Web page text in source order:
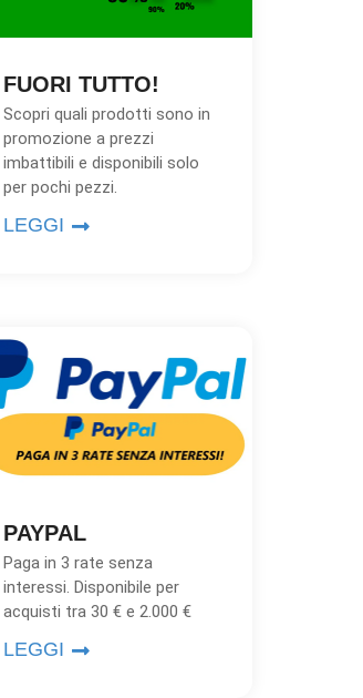
FUORI TUTTO!
Scopri quali prodotti sono in
promozione a prezzi
imbattibili e disponibili solo
per pochi pezzi.
LEGGI
PAYPAL
Paga in 3 rate senza
interessi. Disponibile per
acquisti tra 30 € e 2.000 €
LEGGI